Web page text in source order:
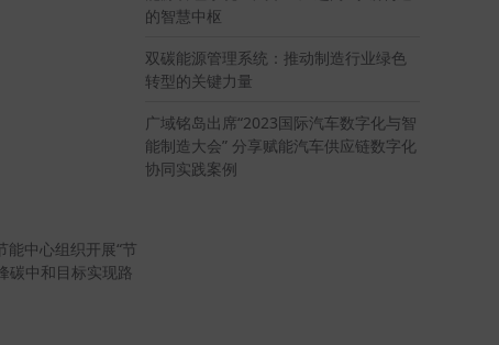
中心组织开展“节
碳中和目标实现路
的智慧中枢
双碳能源管理系统：推动制造行业绿色
转型的关键力量
广域铭岛出席“2023国际汽车数字化与智
能制造大会” 分享赋能汽车供应链数字化
协同实践案例